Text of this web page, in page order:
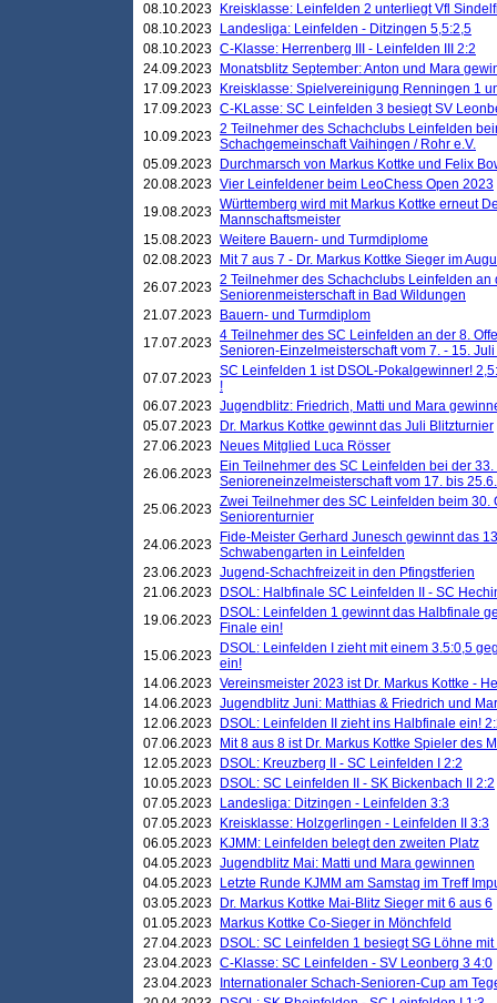
08.10.2023
Kreisklasse: Leinfelden 2 unterliegt Vfl
08.10.2023
Landesliga: Leinfelden - Ditzingen 5,5:2,5
08.10.2023 C-Klasse: Herrenberg III - Leinfelden III 2:2
24.09.2023
Monatsblitz September: Anton und Mara
17.09.2023
Kreisklasse: Spielvereinigung Renningen 1
17.09.2023 C-KLasse: SC Leinfelden 3 besiegt SV
10.09.2023 2 Teilnehmer des Schachclubs Leinfelden
Schachgemeinschaft Vaihingen / Rohr e.V.
05.09.2023
Durchmarsch von Markus Kottke und Felix
20.08.2023 Vier Leinfeldener beim LeoChess Open 2023
19.08.2023 Württemberg wird mit Markus Kottke erneut
Mannschaftsmeister
15.08.2023 Weitere Bauern- und Turmdiplome
02.08.2023
Mit 7 aus 7 - Dr. Markus Kottke Sieger im
26.07.2023 2 Teilnehmer des Schachclubs Leinfelden an
Seniorenmeisterschaft in Bad Wildungen
21.07.2023
Bauern- und Turmdiplom
17.07.2023 4 Teilnehmer des SC Leinfelden an der 8.
Senioren-Einzelmeisterschaft vom 7. - 15.
07.07.2023 SC Leinfelden 1 ist DSOL-Pokalgewinner!
!
06.07.2023 Jugendblitz: Friedrich, Matti und Mara
05.07.2023
Dr. Markus Kottke gewinnt das Juli Blitzturnier
27.06.2023
Neues Mitglied Luca Rösser
26.06.2023
Ein Teilnehmer des SC Leinfelden bei der
Senioreneinzelmeisterschaft vom 17. bis
25.06.2023 Zwei Teilnehmer des SC Leinfelden beim
Seniorenturnier
24.06.2023
Fide-Meister Gerhard Junesch gewinnt das
Schwabengarten in Leinfelden
23.06.2023 Jugend-Schachfreizeit in den Pfingstferien
21.06.2023
DSOL: Halbfinale SC Leinfelden II - SC
19.06.2023
DSOL: Leinfelden 1 gewinnt das Halbfinale
Finale ein!
15.06.2023
DSOL: Leinfelden I zieht mit einem 3.5:0,5
ein!
14.06.2023 Vereinsmeister 2023 ist Dr. Markus Kottke -
14.06.2023 Jugendblitz Juni: Matthias & Friedrich und
12.06.2023
DSOL: Leinfelden II zieht ins Halbfinale ein!
07.06.2023
Mit 8 aus 8 ist Dr. Markus Kottke Spieler des
12.05.2023
DSOL: Kreuzberg II - SC Leinfelden I 2:2
10.05.2023
DSOL: SC Leinfelden II - SK Bickenbach II 2:2
07.05.2023
Landesliga: Ditzingen - Leinfelden 3:3
07.05.2023
Kreisklasse: Holzgerlingen - Leinfelden II 3:3
06.05.2023
KJMM: Leinfelden belegt den zweiten Platz
04.05.2023 Jugendblitz Mai: Matti und Mara gewinnen
04.05.2023
Letzte Runde KJMM am Samstag im Treff
03.05.2023
Dr. Markus Kottke Mai-Blitz Sieger mit 6 aus 6
01.05.2023
Markus Kottke Co-Sieger in Mönchfeld
27.04.2023
DSOL: SC Leinfelden 1 besiegt SG Löhne mit
23.04.2023 C-Klasse: SC Leinfelden - SV Leonberg 3 4:0
23.04.2023
Internationaler Schach-Senioren-Cup am